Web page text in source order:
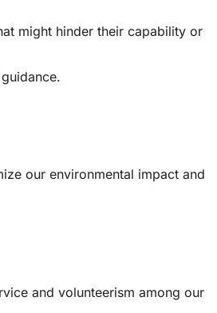
might hinder their capability or
our environmental impact and
and volunteerism among our